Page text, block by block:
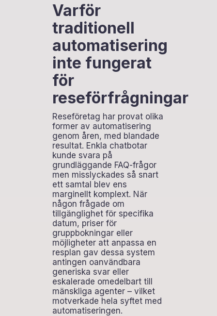
Varför
traditionell
automatisering
inte fungerat
för
reseförfrågningar
Reseföretag har provat olika
former av automatisering
genom åren, med blandade
resultat. Enkla chatbotar
kunde svara på
grundläggande FAQ-frågor
men misslyckades så snart
ett samtal blev ens
marginellt komplext. När
någon frågade om
tillgänglighet för specifika
datum, priser för
gruppbokningar eller
möjligheter att anpassa en
resplan gav dessa system
antingen oanvändbara
generiska svar eller
eskalerade omedelbart till
mänskliga agenter – vilket
motverkade hela syftet med
automatiseringen.